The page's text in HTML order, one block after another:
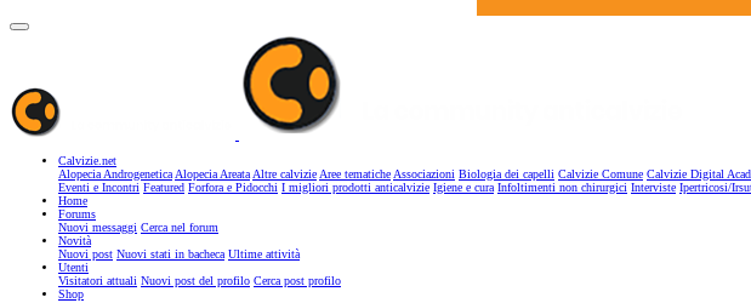
Calvizie.net
Alopecia AndrogeneticaAlopecia AreataAltre calvizieAree tematicheAssociazioni Biologia dei capelli Calvizie Comune Calvizie Digital
Eventi e Incontri Featured Forfora e Pidocchi I migliori prodotti anticalvizie Igiene e cura Infoltimenti non chirurgici Interviste Ipertricosi/
Home
Forums
Nuovi messaggi Cerca nel forum
Novità
Nuovi post Nuovi stati in bacheca Ultime attività
Utenti
Visitatori attuali Nuovi post del profilo Cerca post profilo
Shop